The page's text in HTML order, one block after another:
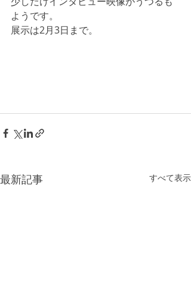
ようです。
展示は2月3日まで。
最新記事 すべて表示